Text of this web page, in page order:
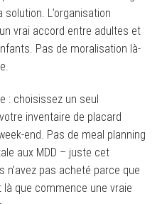
L’organisation
vrai accord entre adultes et
Pas de moralisation là-
: choisissez un seul
inventaire de placard
end. Pas de meal planning
aux MDD – juste cet
n’avez pas acheté parce que
là que commence une vraie